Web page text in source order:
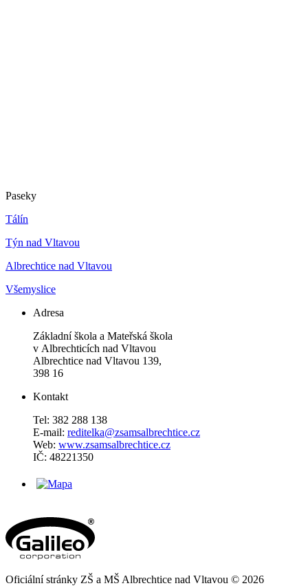
Paseky
Tálín
Týn nad Vltavou
Albrechtice nad Vltavou
Všemyslice
Adresa
Základní škola a Mateřská škola
v Albrechticích nad Vltavou
Albrechtice nad Vltavou 139,
398 16
Kontakt
Tel: 382 288 138
E-mail: reditelka@zsamsalbrechtice.cz
Web: www.zsamsalbrechtice.cz
IČ: 48221350
Oficiální stránky ZŠ a MŠ Albrechtice nad Vltavou © 2026